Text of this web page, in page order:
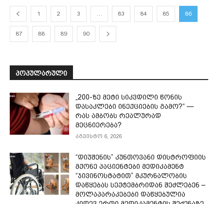
1 2 3 … 83 84 85 86
87 88 89 90
ᲞᲝᲞᲣᲚᲐᲠᲣᲚᲘ
„200-ზე მეტი სიკვდილი წონის
დასაკლები ინექციების გამო?“ —
რას ამბობს რეალურად
მეცნიერება?
აგვისტო 6, 2026
“დიუშენის” კუნთოვანი დისტროფიის
მქონე პაციენტები მედიკამენტ
“ჯივინოსტატით” მკურნალობის
დაწყებას სექტემბრიდან შეძლებენ –
მოლაპარაკებები დაწყებულია